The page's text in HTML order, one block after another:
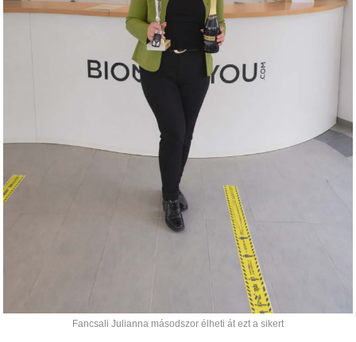
Fancsali Julianna másodszor élheti át ezt a sikert